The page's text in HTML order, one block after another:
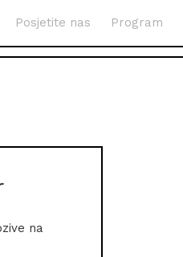
Posjetite nas Program
na